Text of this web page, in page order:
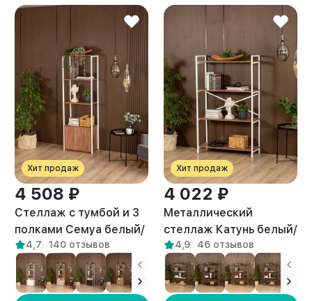
Хит продаж
4 508 ₽
Стеллаж с тумбой и 3
полками Семуа белый/
амаретто
4,7 140 отзывов
Хит продаж
4 022 ₽
Металлический
стеллаж Катунь белый/
амаретто
4,9 46 отзывов